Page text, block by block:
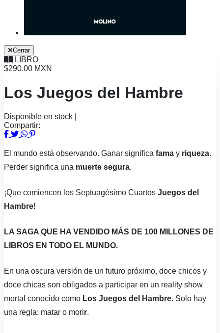
Cerrar
LIBRO
$290.00 MXN
Los Juegos del Hambre
Disponible en stock
Compartir:
El mundo está observando. Ganar significa fama y riqueza.
Perder significa una muerte segura.
¡Que comiencen los Septuagésimo Cuartos Juegos del
Hambre!
LA SAGA QUE HA VENDIDO MÁS DE 100 MILLONES DE
LIBROS EN TODO EL MUNDO.
En una oscura versión de un futuro próximo, doce chicos y
doce chicas son obligados a participar en un reality show
mortal conocido como Los Juegos del Hambre. Solo hay
una regla: matar o morir.